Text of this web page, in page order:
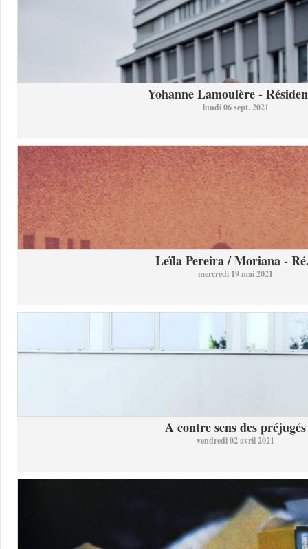
Yohanne Lamoulère -
lundi 06 sept. 2021
Leïla Pereira / Moriana -
mercredi 19 mai 2021
A contre sens des préjugés
vendredi 02 avril 2021